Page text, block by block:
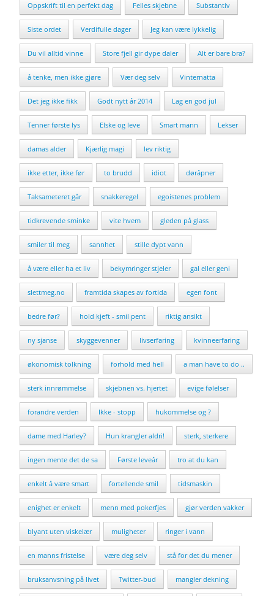
Oppskrift til en perfekt dag Felles skjebne Substantiv
Siste ordet Verdifulle dager Jeg kan være lykkelig
Du vil alltid vinne Store fjell gir dype daler Alt er bare bra?
å tenke, men ikke gjøre Vær deg selv Vinternatta
Det jeg ikke fikk Godt nytt år 2014 Lag en god jul
Tenner første lys Elske og leve Smart mann Lekser
damas alder Kjærlig magi lev riktig
ikke etter, ikke før to brudd idiot døråpner
Taksameteret går snakkeregel egoistenes problem
tidkrevende sminke vite hvem gleden på glass
smiler til meg sannhet stille dypt vann
å være eller ha et liv bekymringer stjeler gal eller geni
slettmeg.no framtida skapes av fortida egen font
bedre før? hold kjeft - smil pent riktig ansikt
ny sjanse skyggevenner livserfaring kvinneerfaring
økonomisk tolkning forhold med hell a man have to do ..
sterk innrømmelse skjebnen vs. hjertet evige følelser
forandre verden Ikke - stopp hukommelse og ?
dame med Harley? Hun krangler aldri! sterk, sterkere
ingen mente det de sa Første leveår tro at du kan
enkelt å være smart fortellende smil tidsmaskin
enighet er enkelt menn med pokerfjes gjør verden vakker
blyant uten viskelær muligheter ringer i vann
en manns fristelse være deg selv stå for det du mener
bruksanvsning på livet Twitter-bud mangler dekning